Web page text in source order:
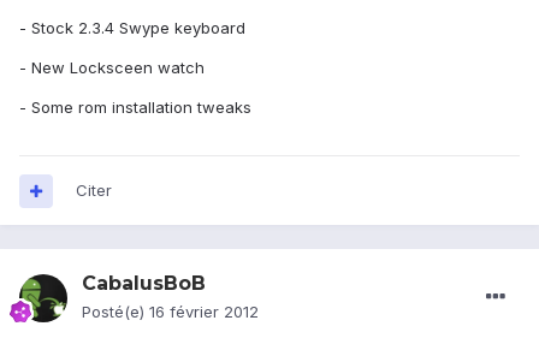
- Stock 2.3.4 Swype keyboard
- New Locksceen watch
- Some rom installation tweaks
Citer
CabalusBoB
Posté(e) 16 février 2012